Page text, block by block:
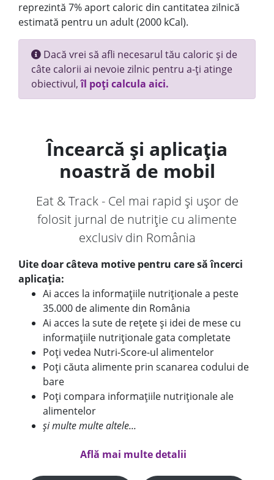
reprezintă 7% aport caloric din cantitatea zilnică
estimată pentru un adult (2000 kCal).
Dacă vrei să afli necesarul tău caloric și de
câte calorii ai nevoie zilnic pentru a-ți atinge
obiectivul,îl poți calcula aici.
Încearcă și aplicația
noastră de mobil
Eat & Track - Cel mai rapid și ușor de
folosit jurnal de nutriție cu alimente
exclusiv din România
Uite doar câteva motive pentru care să încerci
aplicația:
Ai acces la informațiile nutriționale a peste
35.000 de alimente din România
Ai acces la sute de rețete și idei de mese cu
informațiile nutriționale gata completate
Poți vedea Nutri-Score-ul alimentelor
Poți căuta alimente prin scanarea codului de
bare
Poți compara informațiile nutriționale ale
alimentelor
și multe multe altele...
Află mai multe detalii